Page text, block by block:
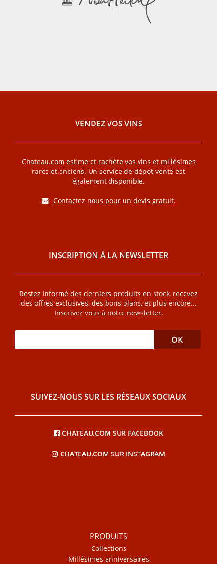
VENDEZ VOS VINS
Chateau.com estime et rachète vos vins et millésimes
rares et anciens. Un service de dépot-vente est
également disponible.
Contactez nous pour un devis gratuit.
INSCRIPTION À LA NEWSLETTER
Restez informé des derniers produits en stock, recevez
des offres exclusives, des bons plans, et plus encore...
Inscrivez vous à notre newsletter.
SUIVEZ-NOUS SUR LES RÉSEAUX SOCIAUX
CHATEAU.COM SUR FACEBOOK
CHATEAU.COM SUR INSTAGRAM
PRODUITS
Collections
Millésimes anniversaires